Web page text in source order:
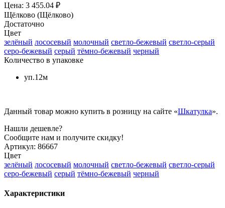
Цена: 3 455.04 ₽
Щёлково (Щёлково)
Достаточно
Цвет
зелёный лососевый молочный светло-бежевый светло-серый
серо-бежевый серый тёмно-бежевый черный
Количество в упаковке
уп.12м
Данный товар можно купить в розницу на сайте «Шкатулка».
Нашли дешевле?
Сообщите нам и получите скидку!
Артикул: 86667
Цвет
зелёный лососевый молочный светло-бежевый светло-серый
серо-бежевый серый тёмно-бежевый черный
Характеристики